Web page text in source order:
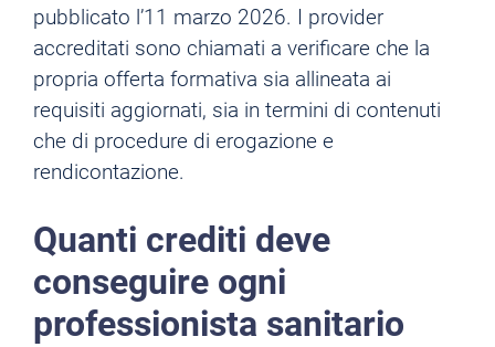
pubblicato l’11 marzo 2026. I provider
accreditati sono chiamati a verificare che la
propria offerta formativa sia allineata ai
requisiti aggiornati, sia in termini di contenuti
che di procedure di erogazione e
rendicontazione.
Quanti crediti deve
conseguire ogni
professionista sanitario